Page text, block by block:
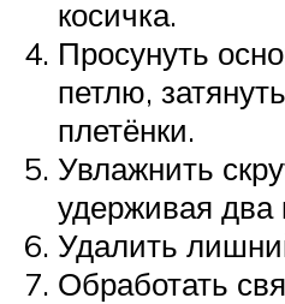
косичка.
Просунуть
петлю,
плетёнки.
Увлажнить
удерживая два
Удалить
Обработать